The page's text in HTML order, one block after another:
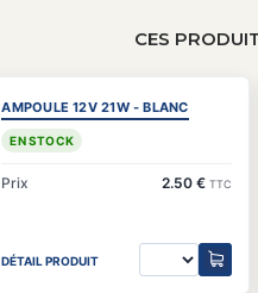
CES
AMPOULE 12V 21W - BLANC
EN STOCK
Prix 2.50 € TTC
DÉTAIL PRODUIT